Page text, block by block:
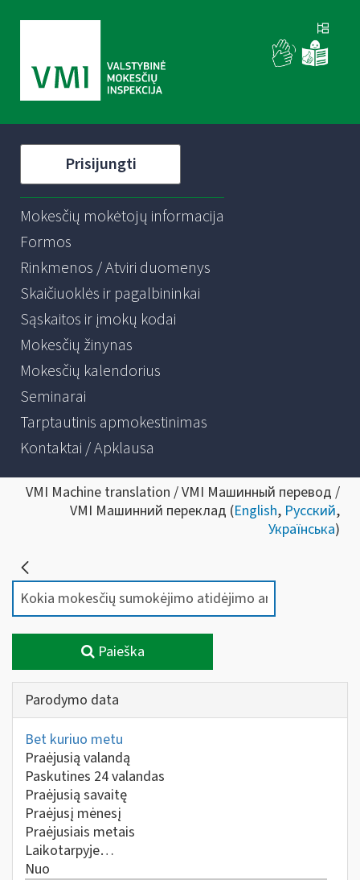
Prisijungti
Mokesčių mokėtojų informacija
Formos
Rinkmenos / Atviri duomenys
Skaičiuoklės ir pagalbininkai
Sąskaitos ir įmokų kodai
Mokesčių žinynas
Mokesčių kalendorius
Seminarai
Tarptautinis apmokestinimas
Kontaktai / Apklausa
VMI Machine translation / VMI Машинный перевод /
VMI Машинний переклад (English, Русский,
Українська)
Paieška
Parodymo data
Bet kuriuo metu
Praėjusią valandą
Paskutines 24 valandas
Praėjusią savaitę
Praėjusį mėnesį
Praėjusiais metais
Laikotarpyje…
Nuo